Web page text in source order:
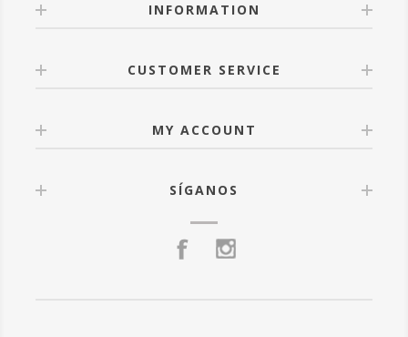
INFORMATION
CUSTOMER SERVICE
MY ACCOUNT
SÍGANOS